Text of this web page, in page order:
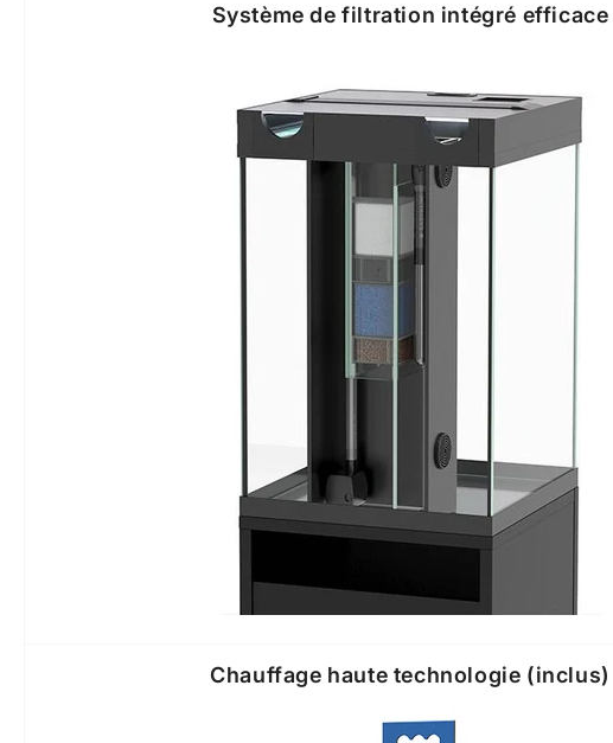
Système de filtration intégré efficace
Chauffage haute technologie (inclus)